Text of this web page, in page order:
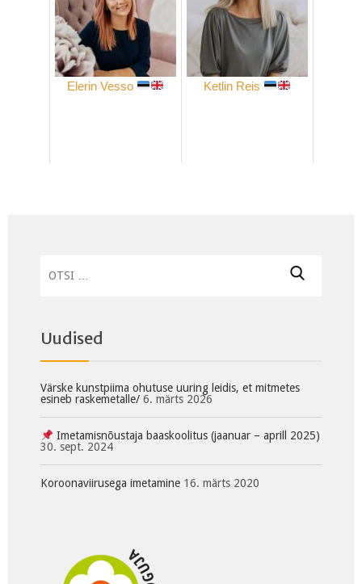
Elerin Vesso Ketlin Reis
Uudised
Värske kunstpiima ohutuse uuring leidis, et mitmetes
esineb raskemetalle/ 6. märts 2026
Imetamisnõustaja baaskoolitus (jaanuar – aprill 2025)
30. sept. 2024
Koroonaviirusega imetamine 16. märts 2020